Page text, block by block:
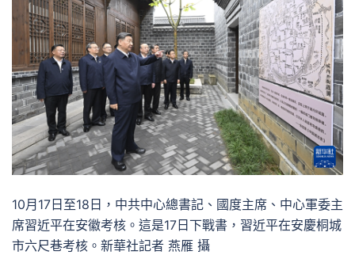
10月17日至18日，中共中心總書記、國度主席、中心軍委主
席習近平在安徽考核。這是17日下戰書，習近平在安慶桐城
市六尺巷考核。新華社記者 燕雁 攝